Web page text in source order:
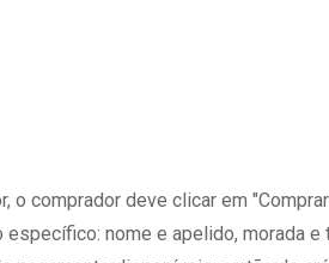
comprador deve clicar em
nome e apelido, morada e